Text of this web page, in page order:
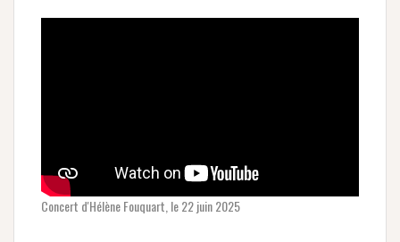
Concert d'Hélène Fouquart, le 22 juin 2025